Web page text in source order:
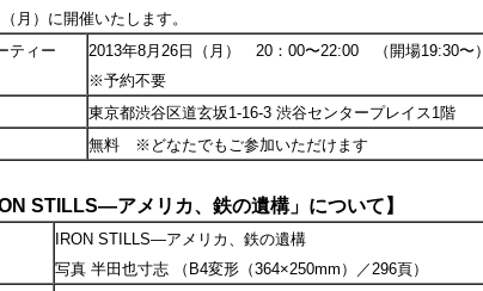
月）に開催いたします。
ティー
2013年8月26日（月） 20：00〜22:00 （開場19:30〜）
※予約不要
東京都渋谷区道玄坂1-16-3 渋谷センタープレイス1階
無料 ※どなたでもご参加いただけます
STILLS―アメリカ、鉄の遺構」について】
IRON STILLS―アメリカ、鉄の遺構
写真 半田也寸志 （B4変形（364×250mm）／296頁）